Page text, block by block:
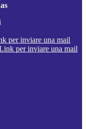
per inviare una mail
per inviare una mail